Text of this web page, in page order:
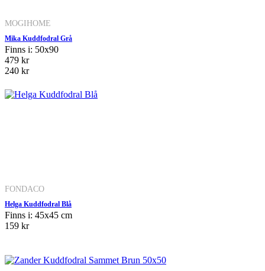
MOGIHOME
Mika Kuddfodral Grå
Finns i: 50x90
479 kr
240 kr
FONDACO
Helga Kuddfodral Blå
Finns i: 45x45 cm
159 kr